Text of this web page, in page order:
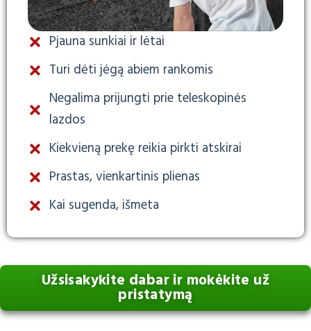
Pjauna sunkiai ir lėtai
Turi dėti jėgą abiem rankomis
Negalima prijungti prie teleskopinės
lazdos
Kiekvieną prekę reikia pirkti atskirai
Prastas, vienkartinis plienas
Kai sugenda, išmeta
Užsisakykite dabar ir mokėkite už
pristatymą